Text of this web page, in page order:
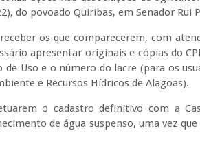
do povoado Quiribas, em Senador Rui
os que comparecerem, com
apresentar originais e cópias do
Uso e o número do lacre (para os
e Recursos Hídricos de Alagoas).
o cadastro definitivo com a
de água suspenso, uma vez que